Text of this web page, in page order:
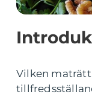
Vilken maträtt